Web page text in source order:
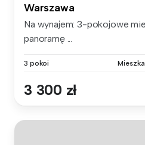
Warszawa
Na wynajem: 3-pokojowe
panoramę ...
3 pokoi
3 300 zł